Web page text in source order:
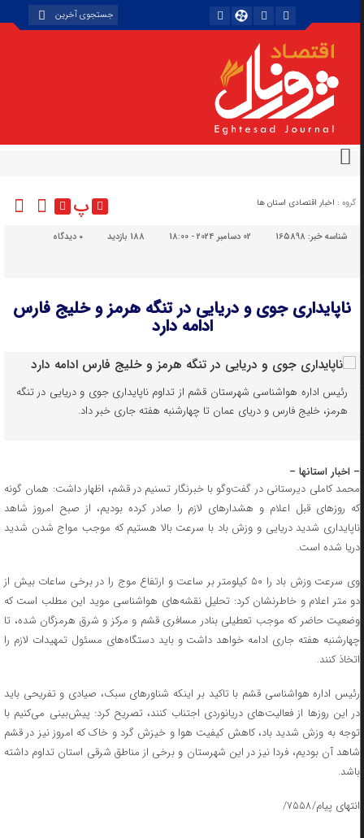
گروه : اخبار اقتصادی استان ها پ
شناسه خبر:165898 02 دسامبر 2024 - 18:00 188 بازدید دیدگاه
ناپایداری جوی و دریایی در تنگه هرمز و خلیج فارس
ادامه دارد
رئیس اداره هواشناسی شهرستان قشم از تداوم ناپایداری جوی و دریایی در تنگه
هرمز، خلیج فارس و دریای عمان تا چهارشنبه هفته جاری خبر داد.
– اخبار استانها –
محمد کاملی دیرستانی در گفت‌وگو با خبرنگار تسنیم در قشم، اظهار داشت: همان گونه
که روزهای قبل اعلام و هشدارهای لازم را صادر کرده بودیم، از صبح امروز شاهد
ناپایداری شدید دریایی و وزش باد با سرعت بالا هستیم که موجب مواج شدن شدید
دریا شده است.
وی سرعت وزش باد را ۵۰ کیلومتر بر ساعت و ارتفاع موج را در برخی ساعات بیش از
دو متر اعلام و خاطرنشان کرد: تحلیل نقشه‌های هواشناسی موید این مطلب است که
وضعیت حاضر که موجب تعطیلی بنادر مسافری قشم و مرکز و شرق هرمزگان شده، تا
چهارشنبه هفته جاری ادامه خواهد داشت و باید دستگاه‌های مسئول تمهیدات لازم را
اتخاذ کنند.
رئیس اداره هواشناسی قشم با تاکید بر اینکه شناورهای سبک، صیادی و تفریحی باید
در این روزها از فعالیت‌های دریانوردی اجتناب کنند، تصریح کرد: پیش‌بینی می‌کنیم با
توجه به وزش شدید باد، کاهش کیفیت هوا و خیزش گرد و خاک که امروز نیز در قشم
شاهد آن بودیم، فردا نیز در این شهرستان و برخی از مناطق شرقی استان تداوم داشته
باشد.
انتهای پیام/۷۵۵۸/